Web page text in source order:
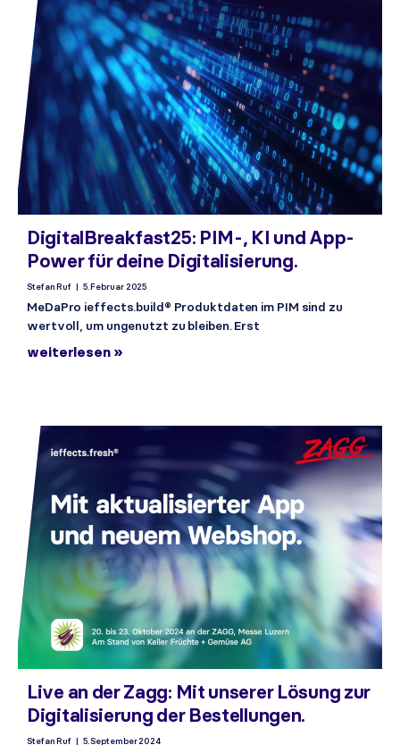
DigitalBreakfast25: PIM-, KI und App-
Power für deine Digitalisierung.
Stefan Ruf 5. Februar 2025
MeDaPro ieffects.build® Produktdaten im PIM sind zu
wertvoll, um ungenutzt zu bleiben. Erst
weiterlesen »
Live an der Zagg: Mit unserer Lösung zur
Digitalisierung der Bestellungen.
Stefan Ruf 5. September 2024